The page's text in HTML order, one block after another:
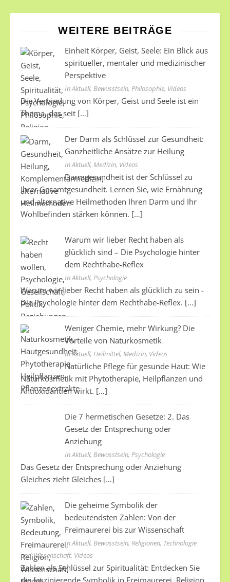
WEITERE BEITRÄGE
Einheit Körper, Geist, Seele: Ein Blick aus
spiritueller, mentaler und medizinischer
Perspektive
In Aktuell, Bewusstsein, Philosophie, Videos
Die Verbindung von Körper, Geist und Seele ist ein
Thema, das seit […]
Der Darm als Schlüssel zur Gesundheit:
Ganzheitliche Ansätze zur Heilung
In Aktuell, Medizin, Videos
Darmgesundheit ist der Schlüssel zu
Ihrer Gesamtgesundheit. Lernen Sie, wie Ernährung
und alternative Heilmethoden Ihren Darm und Ihr
Wohlbefinden stärken können. […]
Warum wir lieber Recht haben als
glücklich sind – Die Psychologie hinter
dem Rechthabe-Reflex
In Aktuell, Psychologie
Warum wir lieber Recht haben als glücklich zu sein -
Die Psychologie hinter dem Rechthabe-Reflex. […]
Weniger Chemie, mehr Wirkung? Die
Vorteile von Naturkosmetik
In Aktuell, Heilmittel, Medizin, Videos
Natürliche Pflege für gesunde Haut: Wie
Naturkosmetik mit Phytotherapie, Heilpflanzen und
Antioxidantien wirkt. […]
Die 7 hermetischen Gesetze: 2. Das
Gesetz der Entsprechung oder
Anziehung
In Aktuell, Bewusstsein, Psychologie
Das Gesetz der Entsprechung oder Anziehung
Gleiches zieht Gleiches […]
Die geheime Symbolik der
bedeutendsten Zahlen: Von der
Freimaurerei bis zur Wissenschaft
In Aktuell, Bewusstsein, Religionen, Technologie
und Wissenschaft, Videos
Zahlen als Schlüssel zur Spiritualität: Entdecken Sie
die faszinierende Symbolik in Freimaurerei, Religion